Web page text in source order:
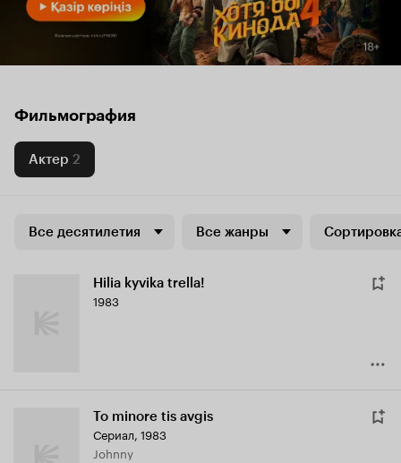
Фильмография
Актер 2
Все десятилетия Все жанры
Hilia kyvika trella!
1983
To minore tis avgis
Сериал, 1983
Johnny